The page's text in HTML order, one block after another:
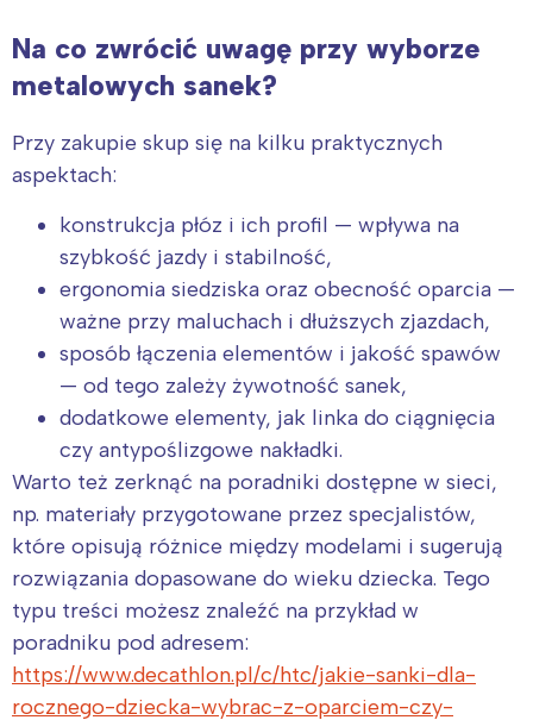
Na co zwrócić uwagę przy wyborze
metalowych sanek?
Przy zakupie skup się na kilku praktycznych
aspektach:
konstrukcja płóz i ich profil — wpływa na
szybkość jazdy i stabilność,
ergonomia siedziska oraz obecność oparcia —
ważne przy maluchach i dłuższych zjazdach,
sposób łączenia elementów i jakość spawów
— od tego zależy żywotność sanek,
dodatkowe elementy, jak linka do ciągnięcia
czy antypoślizgowe nakładki.
Warto też zerknąć na poradniki dostępne w sieci,
np. materiały przygotowane przez specjalistów,
które opisują różnice między modelami i sugerują
rozwiązania dopasowane do wieku dziecka. Tego
typu treści możesz znaleźć na przykład w
poradniku pod adresem:
https://www.decathlon.pl/c/htc/jakie-sanki-dla-
rocznego-dziecka-wybrac-z-oparciem-czy-